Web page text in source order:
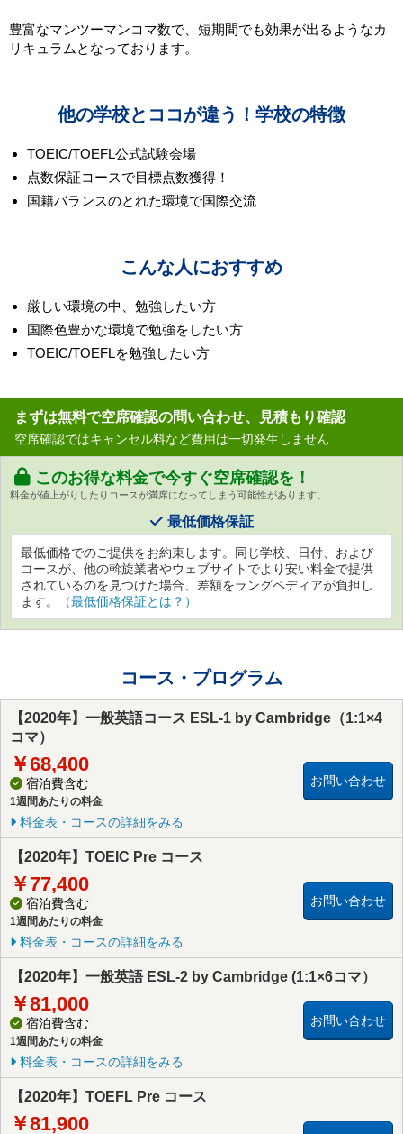
豊富なマンツーマンコマ数で、短期間でも効果が出るようなカ
リキュラムとなっております。
他の学校とココが違う！学校の特徴
TOEIC/TOEFL公式試験会場
点数保証コースで目標点数獲得！
国籍バランスのとれた環境で国際交流
こんな人におすすめ
厳しい環境の中、勉強したい方
国際色豊かな環境で勉強をしたい方
TOEIC/TOEFLを勉強したい方
まずは無料で空席確認の問い合わせ、見積もり確認
空席確認ではキャンセル料など費用は一切発生しません
このお得な料金で今すぐ空席確認を！
料金が値上がりしたりコースが満席になってしまう可能性があります。
最低価格保証
最低価格でのご提供をお約束します。同じ学校、日付、および
コースが、他の斡旋業者やウェブサイトでより安い料金で提供
されているのを見つけた場合、差額をラングペディアが負担し
ます。
（最低価格保証とは？）
コース・プログラム
【2020年】一般英語コース ESL-1 by Cambridge（1:1×4
コマ）
￥68,400
宿泊費含む
1週間あたりの料金
お問い合わせ
料金表・コースの詳細をみる
【2020年】TOEIC Pre コース
￥77,400
宿泊費含む
1週間あたりの料金
お問い合わせ
料金表・コースの詳細をみる
【2020年】一般英語 ESL-2 by Cambridge (1:1×6コマ）
￥81,000
宿泊費含む
1週間あたりの料金
お問い合わせ
料金表・コースの詳細をみる
【2020年】TOEFL Pre コース
￥81,900